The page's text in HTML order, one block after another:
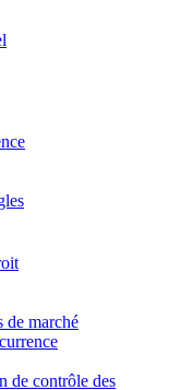
de marché
de contrôle des